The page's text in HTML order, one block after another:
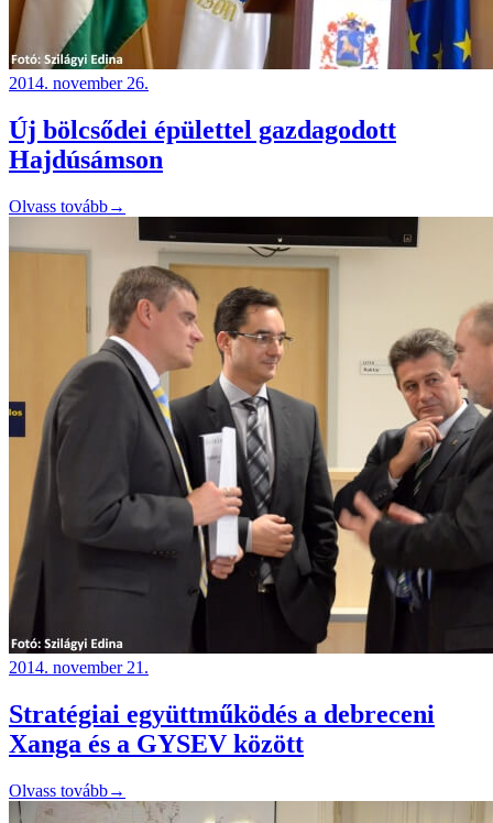
2014. november 26.
Új bölcsődei épülettel gazdagodott
Hajdúsámson
Olvass tovább→
2014. november 21.
Stratégiai együttműködés a debreceni
Xanga és a GYSEV között
Olvass tovább→